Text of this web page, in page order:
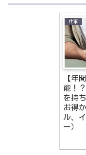
仕事
【年
能！
を持
お得
ル、
ー）